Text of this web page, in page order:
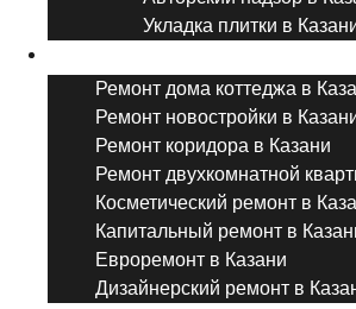
Укладка плитки в
Ремонт дома коттеджа в
Ремонт новостройки в
Ремонт коридора в Казани
Ремонт двухкомнатной
Косметический ремонт в
Капитальный ремонт в
Евроремонт в Казани
Дизайнерский ремонт в